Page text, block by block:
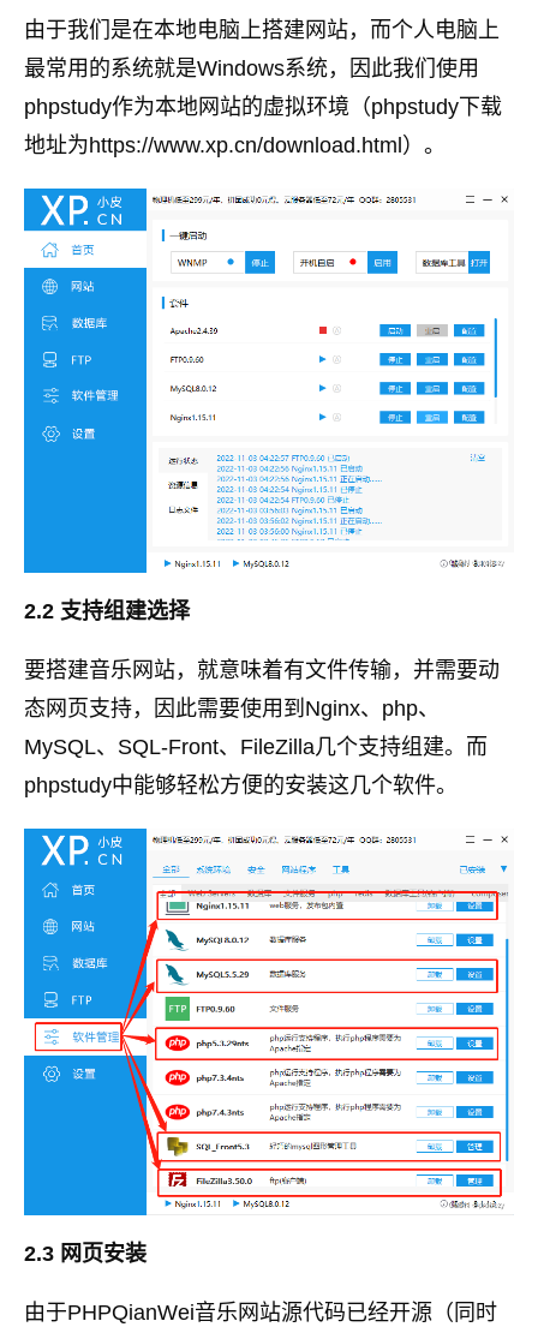
由于我们是在本地电脑上搭建网站，而个人电脑上
最常用的系统就是Windows系统，因此我们使用
phpstudy作为本地网站的虚拟环境（phpstudy下载
地址为https://www.xp.cn/download.html）。
2.2 支持组建选择
要搭建音乐网站，就意味着有文件传输，并需要动
态网页支持，因此需要使用到Nginx、php、
MySQL、SQL-Front、FileZilla几个支持组建。而
phpstudy中能够轻松方便的安装这几个软件。
2.3 网页安装
由于PHPQianWei音乐网站源代码已经开源（同时